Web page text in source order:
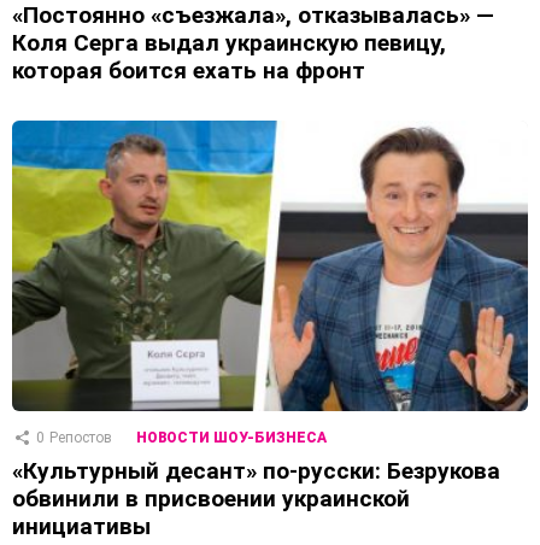
«Постоянно «съезжала», отказывалась» —
Коля Серга выдал украинскую певицу,
которая боится ехать на фронт
0 Репостов НОВОСТИ ШОУ-БИЗНЕСА
«Культурный десант» по-русски: Безрукова
обвинили в присвоении украинской
инициативы